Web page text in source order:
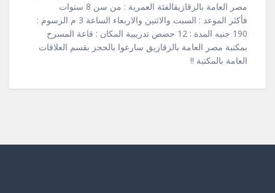
مصر العامة بالزقازيقالفئة العمرية : من سن 8 سنوات
فأكثر الموعد : السبت والاثنين والاربعاء الساعة 3 م الرسوم :
190 جنيه المدة : 12 حصص تدريبية المكان : قاعة المسرح
بمكتبة مصر العامة بالزقازيق سارعوا بالحجز بقسم العلاقات
العامة بالمكتبة !!